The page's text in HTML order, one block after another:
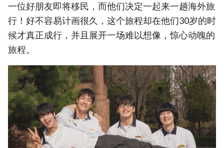
一位好朋友即将移民，而他们决定一起来一趟海外旅
行！好不容易计画很久，这个旅程却在他们30岁的时
候才真正成行，并且展开一场难以想像，惊心动魄的
旅程。